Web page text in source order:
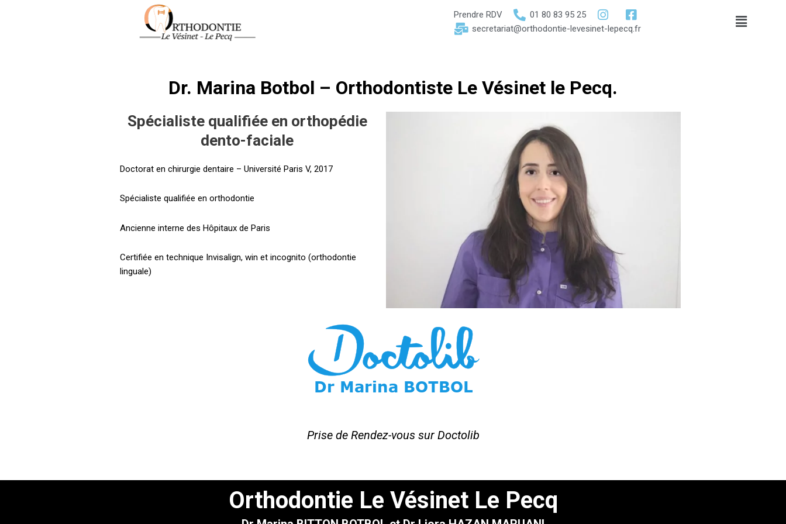
Prendre RDV
01 80 83 95 25
secretariat@orthodontie-levesinet-lepecq.fr
Dr. Marina Botbol – Orthodontiste Le Vésinet le Pecq.
Spécialiste qualifiée en orthopédie
dento-faciale
Doctorat en chirurgie dentaire – Université Paris V, 2017
Spécialiste qualifiée en orthodontie
Ancienne interne des Hôpitaux de Paris
Certifiée en technique Invisalign, win et incognito (orthodontie
linguale)
Prise de Rendez-vous sur Doctolib
Orthodontie Le Vésinet Le Pecq